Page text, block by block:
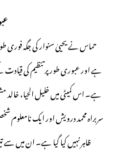
حماس نے یحییٰ سنوار کی جگہ فوری طور
ہے اور عبوری طور پر تنظیم کی
ہے۔ اس کمیٹی میں خلیل الحیا،
سربراہ محمد درویش اور ایک
ظاہر نہیں کیا گیا ہے۔ ان میں سے